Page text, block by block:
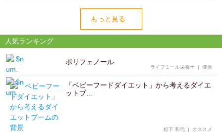
もっと見る
人気ランキング
ポリフェノール
ライフミール栄養士 | 健康
「ベビーフードダイエット」から考えるダイエ
ットブ…
松下 和代 | オススメ